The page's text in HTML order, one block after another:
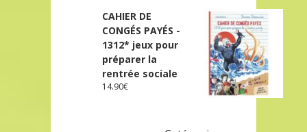
CAHIER DE
CONGÉS PAYÉS -
1312* jeux pour
préparer la
rentrée sociale
14.90€